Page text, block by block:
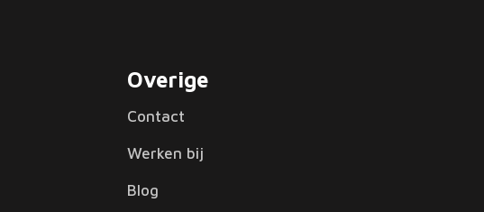
Overige
Contact
Werken bij
Blog